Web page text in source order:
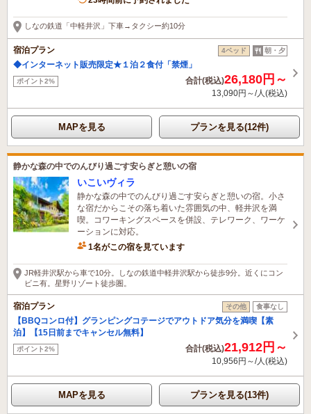
しなの鉄道「中軽井沢」下車→タクシー約10分
宿泊プラン 4ベッド 朝・夕
◆インターネット販売限定★１泊２食付「禁煙」
ポイント2% 合計(税込)26,180円～
13,090円～/人(税込)
MAPを見る プランを見る(12件)
静かな森の中でのんびり過ごす安らぎと憩いの宿
いこいヴィラ
静かな森の中でのんびり過ごす安らぎと憩いの宿。小さ
な宿だからこその落ち着いた雰囲気の中、軽井沢を満
喫。コワーキングスペースを併設、テレワーク、ワーケ
ーションに対応。
1名がこの宿を見ています
JR軽井沢駅から車で10分。しなの鉄道中軽井沢駅から徒歩9分。近くにコン
ビニ有。星野リゾート徒歩圏。
宿泊プラン その他 食事なし
【BBQコンロ付】グランピングコテージでアウトドア気分を満喫【素
泊】【15日前までキャンセル無料】
ポイント2% 合計(税込)21,912円～
10,956円～/人(税込)
MAPを見る プランを見る(13件)